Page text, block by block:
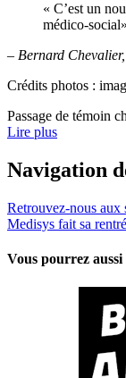
« C’est un
médico-social»
– Bernard
Crédits photos :
Passage de témoin
Lire plus
Navigation
Retrouvez-nous aux
Medisys fait sa
Vous pourrez